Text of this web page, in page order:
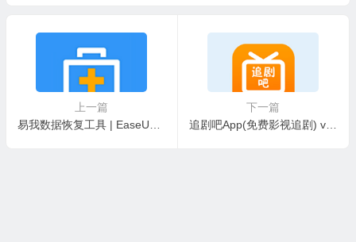
上一篇
易我数据恢复工具 | EaseUS Data Recovery Wizard 19.6.5 中文破解版
下一篇
追剧吧App(免费影视追剧) v1.5.6.3 去广告纯净版